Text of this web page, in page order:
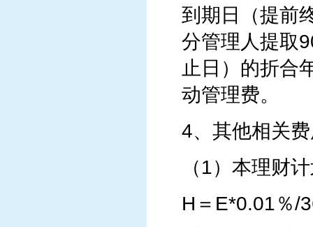
到期日（提前
分管理人提取
止日）的折合
动管理费。
4、其他相关
（1）本理财
H＝E*0.01％/